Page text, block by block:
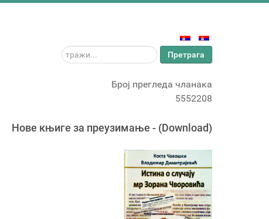
тражи... Претрага
Број прегледа чланака
5552208
Новe књигe за преузимање - (Download)